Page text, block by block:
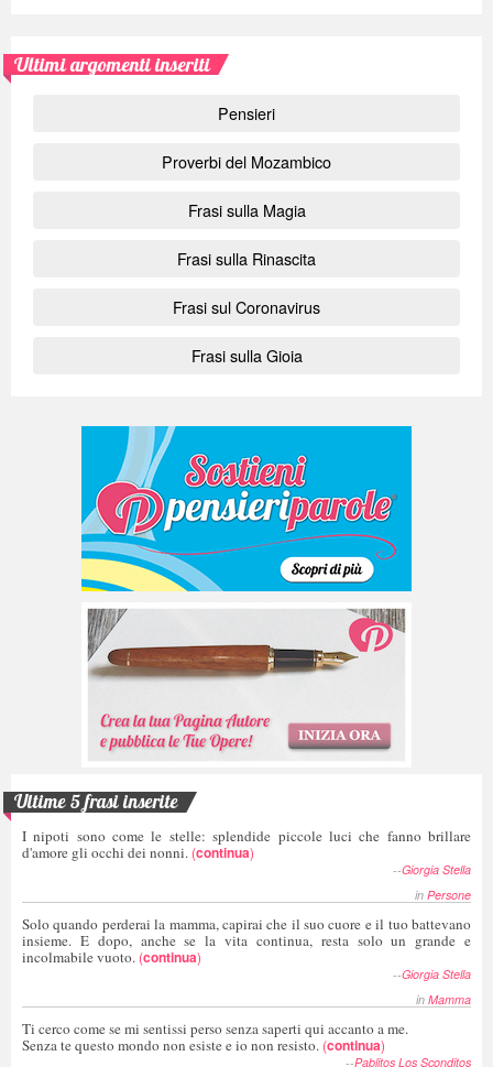
Ultimi argomenti inseriti
Pensieri
Proverbi del Mozambico
Frasi sulla Magia
Frasi sulla Rinascita
Frasi sul Coronavirus
Frasi sulla Gioia
Ultime 5 frasi inserite
I nipoti sono come le stelle: splendide piccole luci che fanno brillare
d'amore gli occhi dei nonni. (continua)
--Giorgia Stella
in Persone
Solo quando perderai la mamma, capirai che il suo cuore e il tuo battevano
insieme. E dopo, anche se la vita continua, resta solo un grande e
incolmabile vuoto. (continua)
--Giorgia Stella
in Mamma
Ti cerco come se mi sentissi perso senza saperti qui accanto a me.
Senza te questo mondo non esiste e io non resisto. (continua)
--Pablitos Los Sconditos